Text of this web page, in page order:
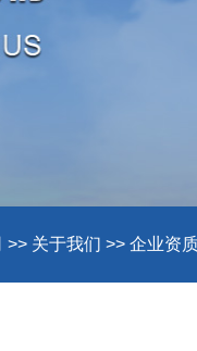
>> 关于我们 >> 企业资